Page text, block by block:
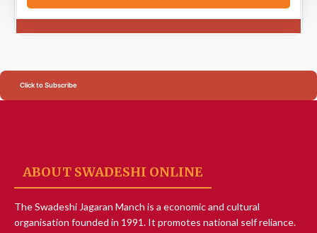
Click to Subscribe
ABOUT SWADESHI ONLINE
The Swadeshi Jagaran Manch is a economic and cultural
organisation founded in 1991. It promotes national self reliance.